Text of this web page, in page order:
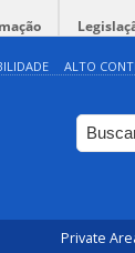
ALTO
Private